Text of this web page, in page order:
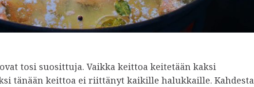
tosi suosittuja. Vaikka keittoa keitetään kaksi
tänään keittoa ei riittänyt kaikille halukkaille. Kahdesta